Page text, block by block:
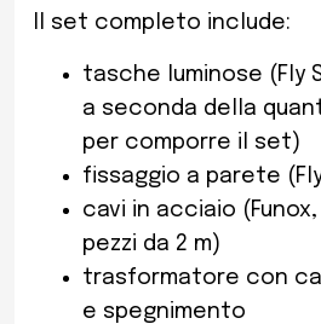
Il set completo include:
tasche luminose (Fly
a seconda della
per comporre il set)
fissaggio a parete
cavi in acciaio
pezzi da 2 m)
trasformatore con
e spegnimento